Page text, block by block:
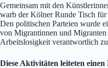
Gemeinsam mit den
warb der Kölner Runde Tisch
Den politischen Parteien wurde
von Migrantinnen und
Arbeitslosigkeit verantwortlich
Diese Aktivitäten leiteten